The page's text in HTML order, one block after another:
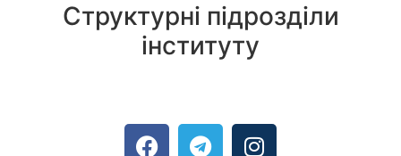
Структурні підрозділи
інституту